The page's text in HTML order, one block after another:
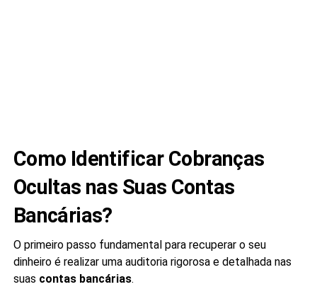
Como Identificar Cobranças
Ocultas nas Suas Contas
Bancárias?
O primeiro passo fundamental para recuperar o seu
dinheiro é realizar uma auditoria rigorosa e detalhada nas
suas contas bancárias.